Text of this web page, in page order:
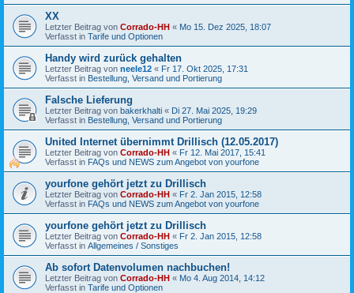
XX
Letzter Beitrag von Corrado-HH « Mo 15. Dez 2025, 18:07
Verfasst in Tarife und Optionen
Handy wird zurück gehalten
Letzter Beitrag von neele12 « Fr 17. Okt 2025, 17:31
Verfasst in Bestellung, Versand und Portierung
Falsche Lieferung
Letzter Beitrag von bakerkhalti « Di 27. Mai 2025, 19:29
Verfasst in Bestellung, Versand und Portierung
United Internet übernimmt Drillisch (12.05.2017)
Letzter Beitrag von Corrado-HH « Fr 12. Mai 2017, 15:41
Verfasst in FAQs und NEWS zum Angebot von yourfone
yourfone gehört jetzt zu Drillisch
Letzter Beitrag von Corrado-HH « Fr 2. Jan 2015, 12:58
Verfasst in FAQs und NEWS zum Angebot von yourfone
yourfone gehört jetzt zu Drillisch
Letzter Beitrag von Corrado-HH « Fr 2. Jan 2015, 12:58
Verfasst in Allgemeines / Sonstiges
Ab sofort Datenvolumen nachbuchen!
Letzter Beitrag von Corrado-HH « Mo 4. Aug 2014, 14:12
Verfasst in Tarife und Optionen